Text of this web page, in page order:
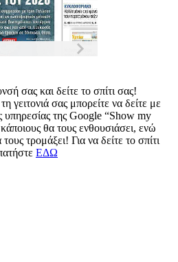
σας και δείτε το σπίτι σας!
γειτονιά σας μπορείτε να δείτε με
υπηρεσίας της Google “Show my
θα τους ενθουσιάσει, ενώ
τρομάξει! Για να δείτε το σπίτι
ΕΔΩ